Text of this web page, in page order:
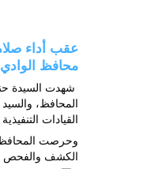
عقب أداء
محافظ
القيادات
الكشف والفحص ،